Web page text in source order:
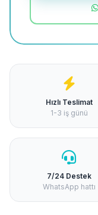
Hızlı Teslimat
1-3 iş günü
7/24 Destek
WhatsApp hattı